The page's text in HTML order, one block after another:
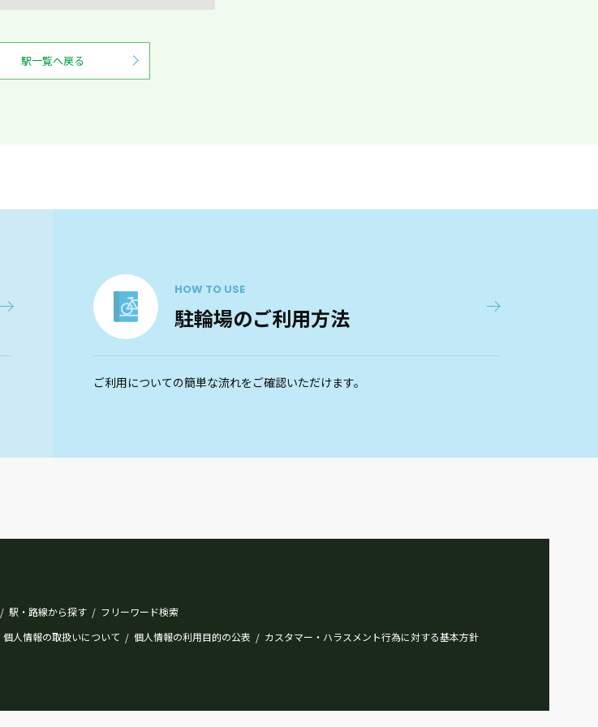
駅一覧へ戻る
HOW TO USE
駐輪場のご利用方法
ご利用についての簡単な流れをご確認いただけます。
/ 駅・路線から探す / フリーワード検索
個人情報の取扱いについて / 個人情報の利用目的の公表 / カスタマー・ハラスメント行為に対する基本方針